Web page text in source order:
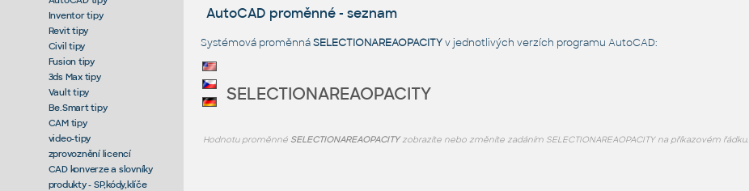
Inventor tipy
Revit tipy
Civil tipy
Fusion tipy
3ds Max tipy
Vault tipy
Be.Smart tipy
CAM tipy
video-tipy
zprovoznění licencí
CAD konverze a slovníky
produkty - SP,kódy,klíče
AutoCAD proměnné - seznam
Systémová proměnnáSELECTIONAREAOPACITYv jednotlivých verzích programu AutoCAD:
SELECTIONAREAOPACITY
Hodnotu proměnné SELECTIONAREAOPACITYzobrazíte nebo změníte zadáním SELECTIONAREAOPACITY na příkazovém řádku.